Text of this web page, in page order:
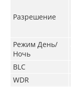
Разрешение
Режим День/
Ночь
BLC
WDR